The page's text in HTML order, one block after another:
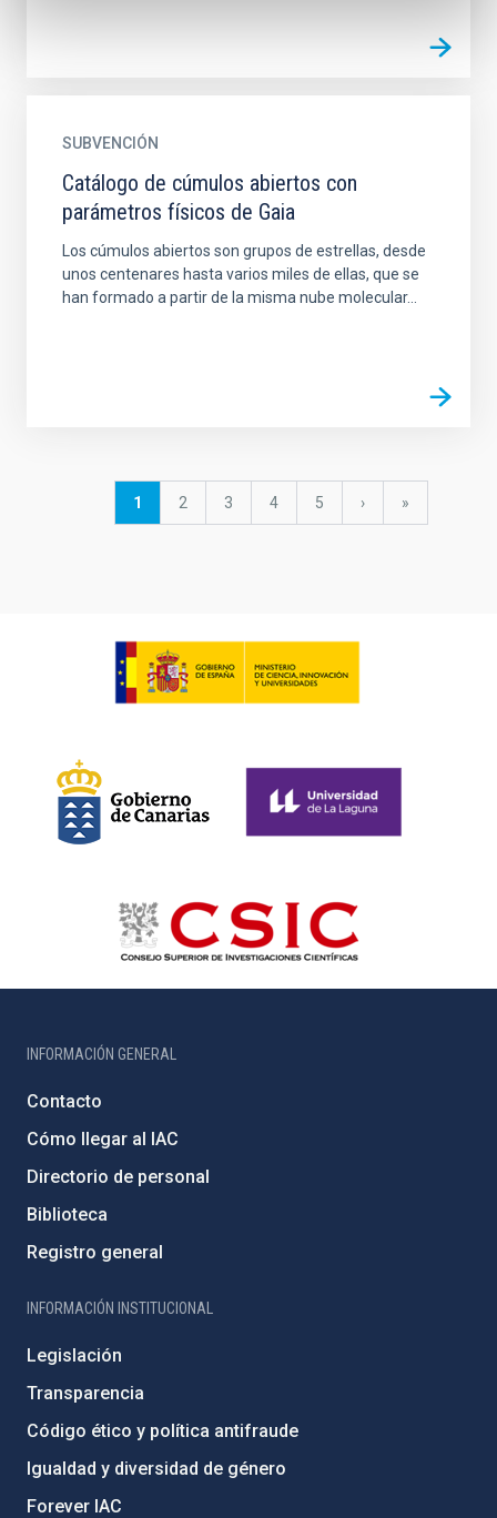
SUBVENCIÓN
Catálogo de cúmulos abiertos con
parámetros físicos de Gaia
Los cúmulos abiertos son grupos de estrellas, desde
unos centenares hasta varios miles de ellas, que se
han formado a partir de la misma nube molecular...
Página
1 Página
2 Página
3 Página
4 Página
5
Siguiente
›
última
»
INFORMACIÓN GENERAL
Contacto
Cómo llegar al IAC
Directorio de personal
Biblioteca
Registro general
INFORMACIÓN INSTITUCIONAL
Legislación
Transparencia
Código ético y política antifraude
Igualdad y diversidad de género
Forever IAC